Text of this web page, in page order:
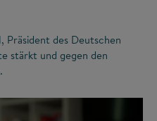
des Deutschen
stärkt und gegen den